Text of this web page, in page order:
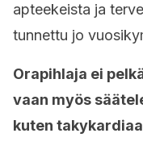
apteekeista ja
tunnettu jo
Orapihlaja ei
vaan myös
kuten